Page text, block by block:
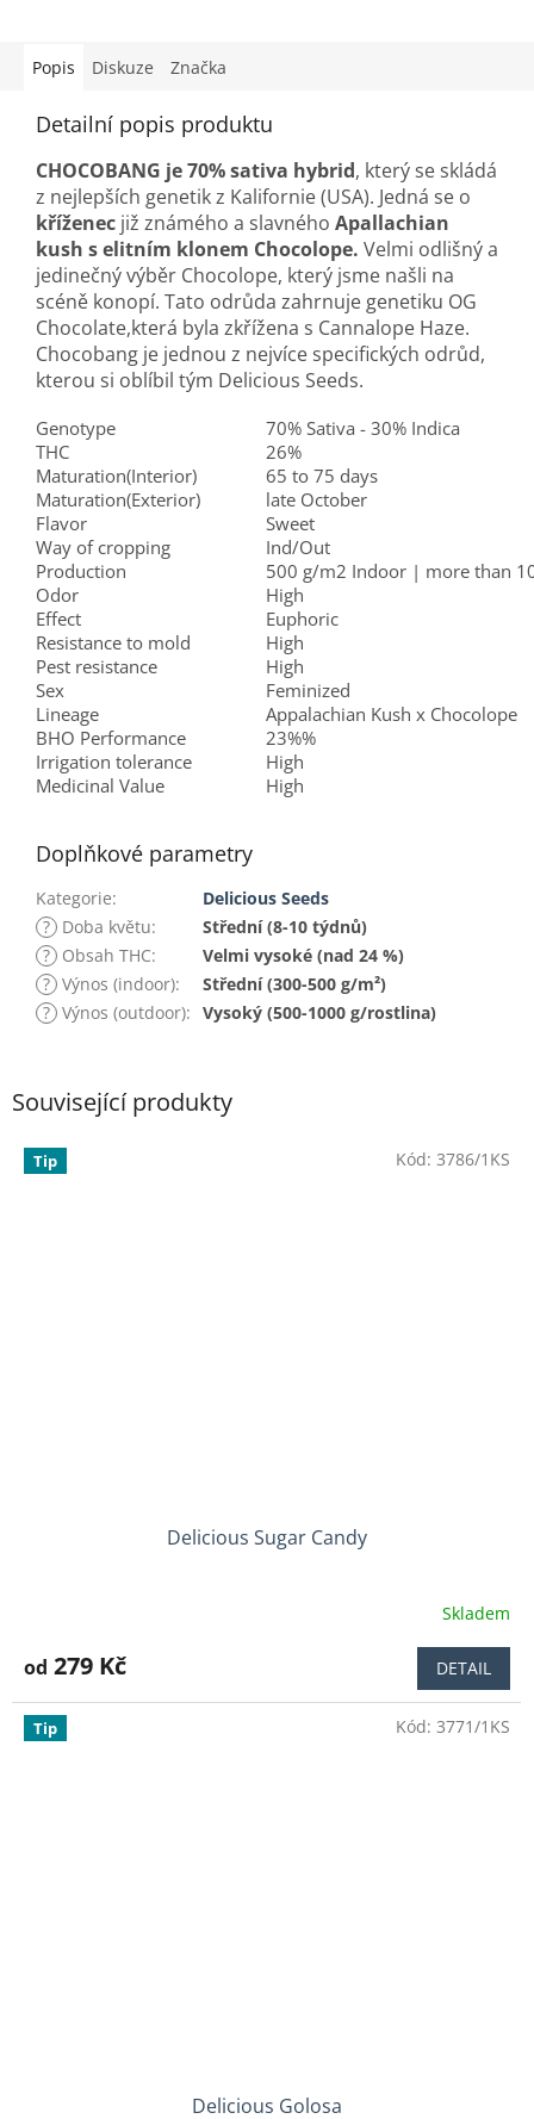
Související produkty
Tip
Delicious Sugar Candy
produktu
4,8
Skladem
od 279 Kč DETAIL
Kód: 3786/1KS
Tip
Delicious Golosa
Kód: 3771/1KS
Popis Diskuze Značka
Detailní popis produktu
CHOCOBANG je 70% sativa hybrid, který se skládá
z nejlepších genetik z Kalifornie (USA). Jedná se o
kříženec již známého a slavného Apallachian
kush s elitním klonem Chocolope. Velmi odlišný a
jedinečný výběr Chocolope, který jsme našli na
scéně konopí. Tato odrůda zahrnuje genetiku OG
Chocolate,která byla zkřížena s Cannalope Haze.
Chocobang je jednou z nejvíce specifických odrůd,
kterou si oblíbil tým Delicious Seeds.
Genotype
70% Sativa - 30% Indica
THC
26%
Maturation(Interior)
65 to 75 days
Maturation(Exterior)
late October
Flavor
Sweet
Way of cropping
Ind/Out
Production
500 g/m2 Indoor | more than
Odor
High
Effect
Euphoric
Resistance to mold
High
Pest resistance
High
Sex
Feminized
Lineage
Appalachian Kush x Chocolope
BHO Performance
23%%
Irrigation tolerance
High
Medicinal Value
High
Doplňkové parametry
Kategorie:
Delicious Seeds
? Doba květu:
Střední (8-10 týdnů)
? Obsah THC:
Velmi vysoké (nad 24 %)
? Výnos (indoor):
Střední (300-500 g/m²)
? Výnos (outdoor): Vysoký (500-1000 g/rostlina)